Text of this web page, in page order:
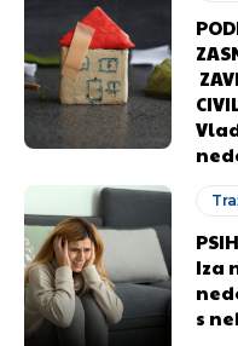
Ovim putem želimo
odlučili da pustite Vašu
Objavi.ba
[wpuf_form
Ovim putem želimo
odlučili da pustite Vašu
Objavi.ba
[wpuf_form
Iza
s